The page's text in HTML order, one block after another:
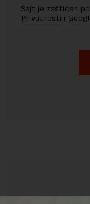
Sajt je zaštićen
Privatnosti i